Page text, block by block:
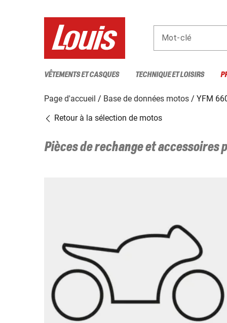
Mot-clé
VÊTEMENTS ET CASQUES TECHNIQUE ET LOISIRS
Page d'accueil Base de données motos
YFM
Retour à la sélection de motos
Pièces de rechange et accessoires